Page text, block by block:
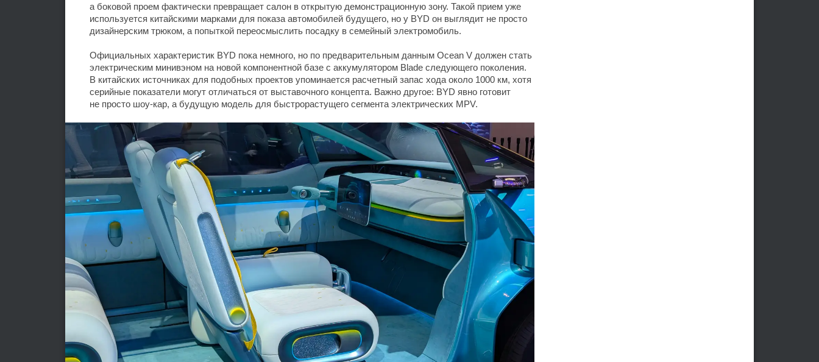
а боковой проем фактически превращает салон в открытую демонстрационную зону. Такой прием уже
используется китайскими марками для показа автомобилей будущего, но у BYD он выглядит не просто
дизайнерским трюком, а попыткой переосмыслить посадку в семейный электромобиль.
Официальных характеристик BYD пока немного, но по предварительным данным Ocean V должен стать
электрическим минивэном на новой компонентной базе с аккумулятором Blade следующего поколения.
В китайских источниках для подобных проектов упоминается расчетный запас хода около 1000 км, хотя
серийные показатели могут отличаться от выставочного концепта. Важно другое: BYD явно готовит
не просто шоу-кар, а будущую модель для быстрорастущего сегмента электрических MPV.